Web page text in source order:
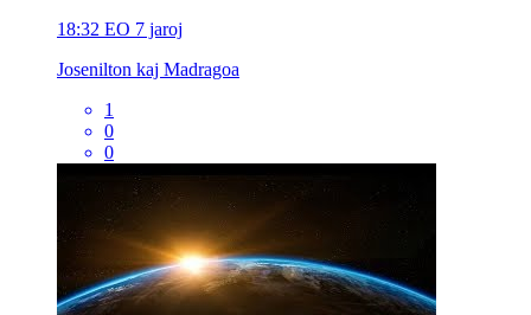
18:32 EO 7 jaroj
Josenilton kaj Madragoa
1
0
0